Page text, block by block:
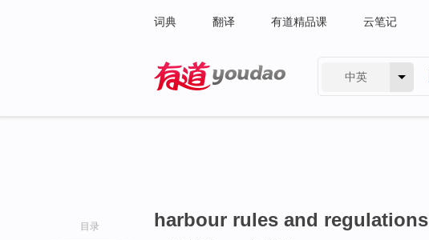
词典 翻译 有道精品课 云笔记
中英
目录 harbour rules and regulations